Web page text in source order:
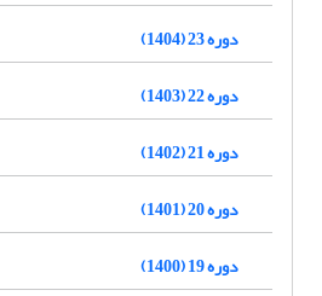
دوره 23 (1404)
دوره 22 (1403)
دوره 21 (1402)
دوره 20 (1401)
دوره 19 (1400)